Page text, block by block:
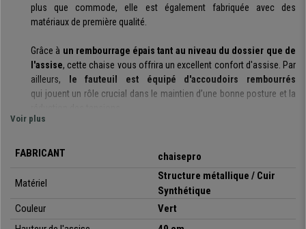
plus que commode, elle est également fabriquée avec des
matériaux de première qualité.
Grâce à un rembourrage épais tant au niveau du dossier que de
l'assise, cette chaise vous offrira un excellent confort d'assise. Par
ailleurs, le fauteuil est équipé d'accoudoirs rembourrés
qui jouent un rôle crucial dans le maintien d’une bonne posture et la
et à entretenir.
La Chaise BENTON est disponible dans six couleurs.Ainsi, vous
pourrez vous offrir la version idéale en accord avec votre mobilier et
votre décoration !
Sa structure métallique chromé robuste assure une grande stabilité
Voir plus
FABRICANT chaisepro
Matériel
Structure métallique / Cuir
Synthétique
Couleur
Vert